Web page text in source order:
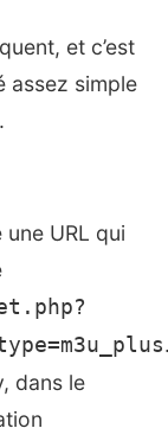
et c’est
assez simple
URL qui
dans le